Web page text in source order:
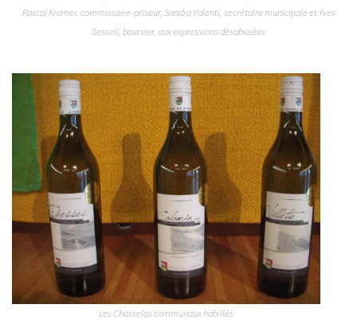
Pascal Kramer, commissaire-priseur, Sandra Valenti, secrétaire municipale et Yves
Sesseli, boursier, aux expressions désabusées
Les Chasselas communaux habillés